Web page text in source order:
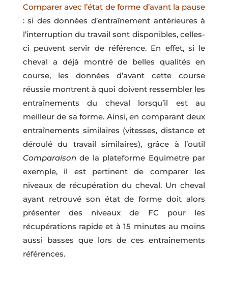
Comparer avec l’état de forme d’avant la pause
: si des données d’entraînement antérieures à
l’interruption du travail sont disponibles, celles-
ci peuvent servir de référence. En effet, si le
cheval a déjà montré de belles qualités en
course, les données d’avant cette course
réussie montrent à quoi doivent ressembler les
entraînements du cheval lorsqu’il est au
meilleur de sa forme. Ainsi, en comparant deux
entraînements similaires (vitesses, distance et
déroulé du travail similaires), grâce à l’outil
Comparaison de la plateforme Equimetre par
exemple, il est pertinent de comparer les
niveaux de récupération du cheval. Un cheval
ayant retrouvé son état de forme doit alors
présenter des niveaux de FC pour les
récupérations rapide et à 15 minutes au moins
aussi basses que lors de ces entraînements
références.